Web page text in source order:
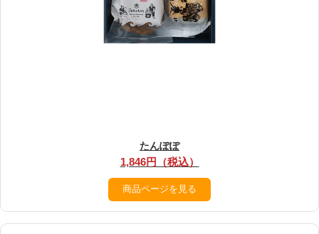
たんぽぽ
1,846円（税込）
商品ページを見る